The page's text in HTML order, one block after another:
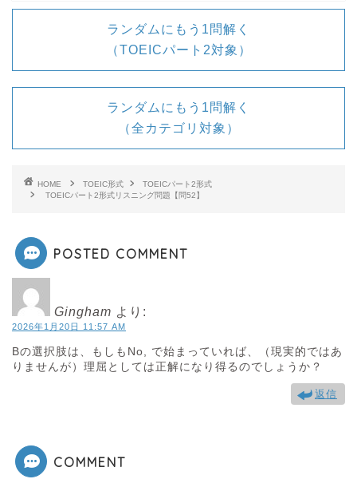
ループ再生
到着しました、出荷品は来月までここに届
きません
1回再生
ランダムにもう1問解く
（TOEICパート2対象）
ランダムにもう1問解く
（全カテゴリ対象）
HOME TOEIC形式
TOEICパート2形式
TOEICパート2形式リスニング問題【問52】
POSTED COMMENT
Gingham より:
2026年1月20日 11:57 AM
Bの選択肢は、もしもNo, で始まっていれば、（現実的ではあ
りませんが）理屈としては正解になり得るのでしょうか？
返信
COMMENT